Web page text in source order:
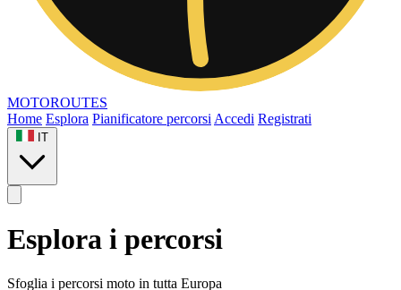
MOTOROUTES
Home Esplora Pianificatore percorsi Accedi Registrati
IT
Esplora i percorsi
Sfoglia i percorsi moto in tutta Europa